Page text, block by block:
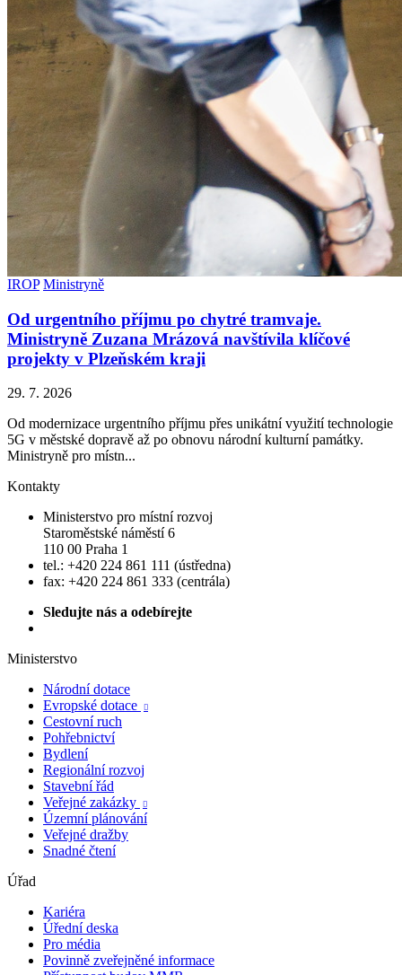
IROP Ministryně
Od urgentního příjmu po chytré tramvaje.
Ministryně Zuzana Mrázová navštívila klíčové
projekty v Plzeňském kraji
29. 7. 2026
Od modernizace urgentního příjmu přes unikátní využití technologie
5G v městské dopravě až po obnovu národní kulturní památky.
Ministryně pro místn...
Kontakty
Ministerstvo pro místní rozvoj
Staroměstské náměstí 6
110 00 Praha 1
tel.: +420 224 861 111 (ústředna)
fax: +420 224 861 333 (centrála)
Sledujte nás a odebírejte
Ministerstvo
Národní dotace
Evropské dotace

Cestovní ruch
Pohřebnictví
Bydlení
Regionální rozvoj
Stavební řád
Veřejné zakázky

Územní plánování
Veřejné dražby
Snadné čtení
Úřad
Kariéra
Úřední deska
Pro média
Povinně zveřejněné informace